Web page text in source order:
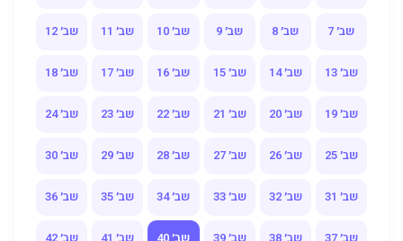
שב׳ 7 שב׳ 8 שב׳ 9 שב׳ 10 שב׳ 11 שב׳ 12
שב׳ 13 שב׳ 14 שב׳ 15 שב׳ 16 שב׳ 17 שב׳ 18
שב׳ 19 שב׳ 20 שב׳ 21 שב׳ 22 שב׳ 23 שב׳ 24
שב׳ 25 שב׳ 26 שב׳ 27 שב׳ 28 שב׳ 29 שב׳ 30
שב׳ 31 שב׳ 32 שב׳ 33 שב׳ 34 שב׳ 35 שב׳ 36